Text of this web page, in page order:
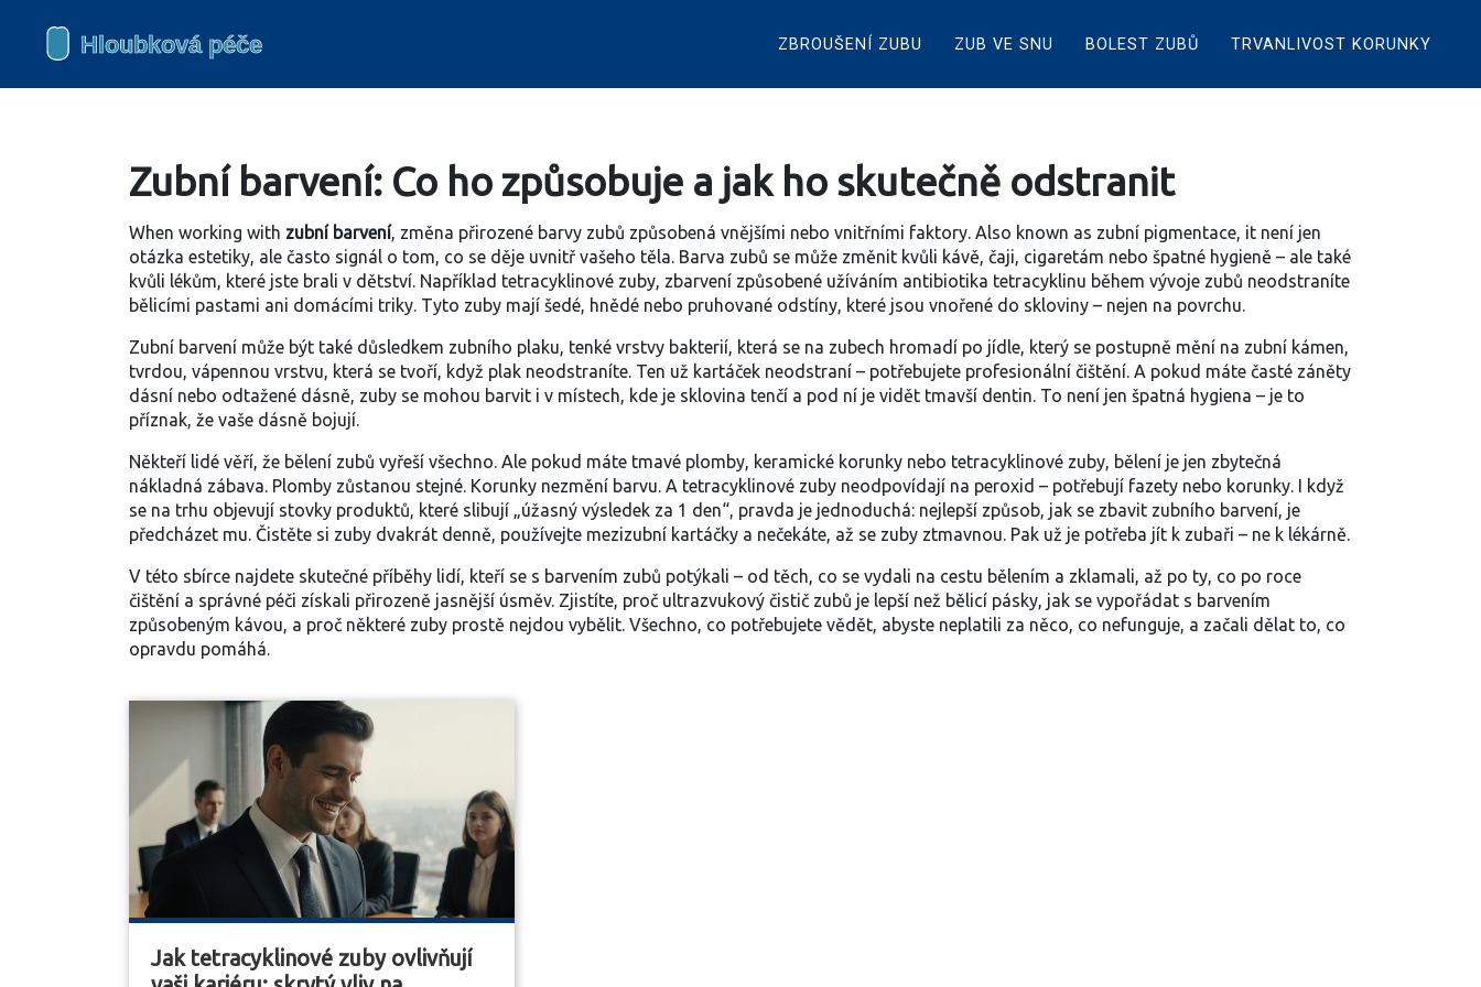
ZBROUŠENÍ ZUBU ZUB VE SNU BOLEST ZUBŮ TRVANLIVOST KORUNKY
Zubní barvení: Co ho způsobuje a jak ho skutečně odstranit
When working with zubní barvení, změna přirozené barvy zubů způsobená vnějšími nebo vnitřními faktory. Also known as zubní pigmentace, it není jen
otázka estetiky, ale často signál o tom, co se děje uvnitř vašeho těla. Barva zubů se může změnit kvůli kávě, čaji, cigaretám nebo špatné hygieně – ale také
kvůli lékům, které jste brali v dětství. Například tetracyklinové zuby, zbarvení způsobené užíváním antibiotika tetracyklinu během vývoje zubů neodstraníte
bělicími pastami ani domácími triky. Tyto zuby mají šedé, hnědé nebo pruhované odstíny, které jsou vnořené do skloviny – nejen na povrchu.
Zubní barvení může být také důsledkem zubního plaku, tenké vrstvy bakterií, která se na zubech hromadí po jídle, který se postupně mění na zubní kámen,
tvrdou, vápennou vrstvu, která se tvoří, když plak neodstraníte. Ten už kartáček neodstraní – potřebujete profesionální čištění. A pokud máte časté záněty
dásní nebo odtažené dásně, zuby se mohou barvit i v místech, kde je sklovina tenčí a pod ní je vidět tmavší dentin. To není jen špatná hygiena – je to
příznak, že vaše dásně bojují.
Někteří lidé věří, že bělení zubů vyřeší všechno. Ale pokud máte tmavé plomby, keramické korunky nebo tetracyklinové zuby, bělení je jen zbytečná
nákladná zábava. Plomby zůstanou stejné. Korunky nezmění barvu. A tetracyklinové zuby neodpovídají na peroxid – potřebují fazety nebo korunky. I když
se na trhu objevují stovky produktů, které slibují „úžasný výsledek za 1 den“, pravda je jednoduchá: nejlepší způsob, jak se zbavit zubního barvení, je
předcházet mu. Čistěte si zuby dvakrát denně, používejte mezizubní kartáčky a nečekáte, až se zuby ztmavnou. Pak už je potřeba jít k zubaři – ne k lékárně.
V této sbírce najdete skutečné příběhy lidí, kteří se s barvením zubů potýkali – od těch, co se vydali na cestu bělením a zklamali, až po ty, co po roce
čištění a správné péči získali přirozeně jasnější úsměv. Zjistíte, proč ultrazvukový čistič zubů je lepší než bělicí pásky, jak se vypořádat s barvením
způsobeným kávou, a proč některé zuby prostě nejdou vybělit. Všechno, co potřebujete vědět, abyste neplatili za něco, co nefunguje, a začali dělat to, co
opravdu pomáhá.
Jak tetracyklinové zuby ovlivňují